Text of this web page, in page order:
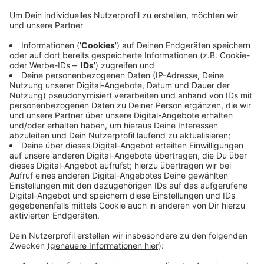
Anteil an der Finanzierung des Spielbetriebs
Veröffentlicht:Donnerstag, 04.03.2021 18:37
Anzeige
Darüber hinaus sei es das Ziel, dem KFC auch in der
kommenden Saison die Teilnahme in der 3. Liga zu
sichern. Der Investor hat sich heute (04.03.) in Krefeld
vorgestellt und den Verein über seine Pläne informiert.
Anzeige